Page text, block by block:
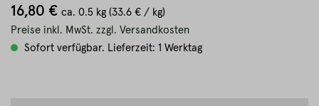
16,80 € ca. 0.5 kg (33.6 € / kg)
Preise inkl. MwSt. zzgl. Versandkosten
Sofort verfügbar. Lieferzeit: 1 Werktag